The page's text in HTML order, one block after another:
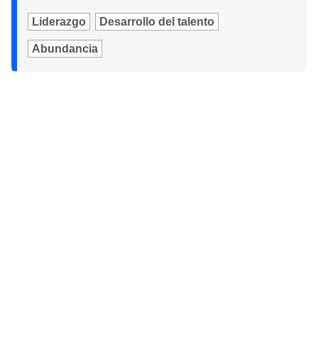
Liderazgo Desarrollo del talento
Abundancia